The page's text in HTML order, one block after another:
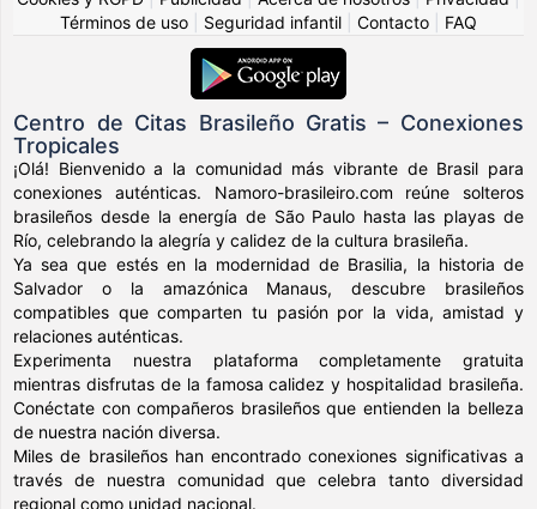
Términos de uso
Seguridad infantil Contacto FAQ
Centro de Citas Brasileño Gratis – Conexiones
Tropicales
¡Olá! Bienvenido a la comunidad más vibrante de Brasil para
conexiones auténticas. Namoro-brasileiro.com reúne solteros
brasileños desde la energía de São Paulo hasta las playas de
Río, celebrando la alegría y calidez de la cultura brasileña.
Ya sea que estés en la modernidad de Brasilia, la historia de
Salvador o la amazónica Manaus, descubre brasileños
compatibles que comparten tu pasión por la vida, amistad y
relaciones auténticas.
Experimenta nuestra plataforma completamente gratuita
mientras disfrutas de la famosa calidez y hospitalidad brasileña.
Conéctate con compañeros brasileños que entienden la belleza
de nuestra nación diversa.
Miles de brasileños han encontrado conexiones significativas a
través de nuestra comunidad que celebra tanto diversidad
regional como unidad nacional.